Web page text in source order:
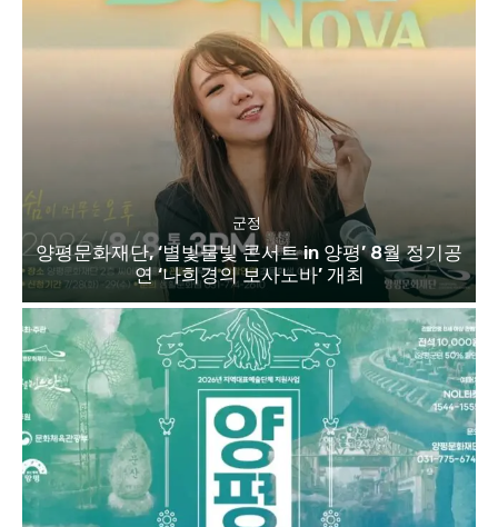
군정
양평문화재단, ‘별빛물빛 콘서트 in 양평’ 8월 정기공
연 ‘나희경의 보사노바’ 개최